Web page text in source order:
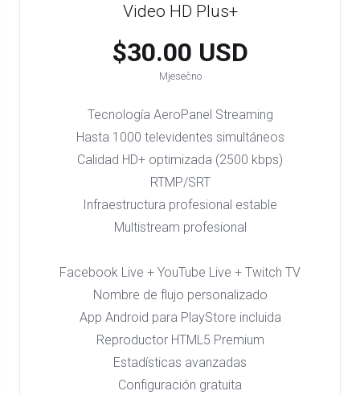
Video HD Plus+
$30.00 USD
Mjesečno
Tecnología AeroPanel Streaming
Hasta 1000 televidentes simultáneos
Calidad HD+ optimizada (2500 kbps)
RTMP/SRT
Infraestructura profesional estable
Multistream profesional
Facebook Live + YouTube Live + Twitch TV
Nombre de flujo personalizado
App Android para PlayStore incluida
Reproductor HTML5 Premium
Estadísticas avanzadas
Configuración gratuita